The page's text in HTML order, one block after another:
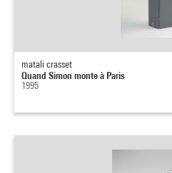
matali crasset
Quand Simon monte à Paris
1995